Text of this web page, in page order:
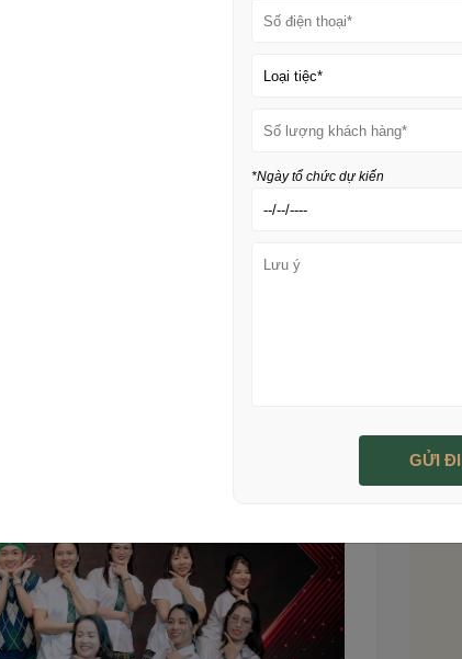
liên hoan lớp. Nó không chỉ giúp sự kiện trở
hiện bản thân.
khắc của lớp
cho buổi liên hoan lớp là ôn lại những kỷ
chia sẻ, từ những lần học nhóm đến những
cùng xem và ôn lại những khoảnh khắc.
còn gợi nhắc về tình bạn, sự đoàn kết giữa
tuyệt vời. Bạn có thể yêu cầu các thành
kỷ niệm không thể quên. Điều này sẽ tạo ra
ra trường.
*Ngày tổ chức dự kiến